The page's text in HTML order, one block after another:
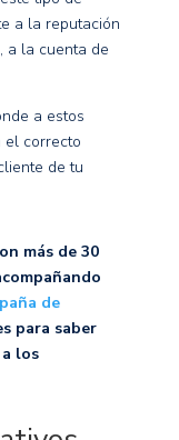
a la reputación
a la cuenta de
a estos
el correcto
de tu
más de 30
de
para saber
los